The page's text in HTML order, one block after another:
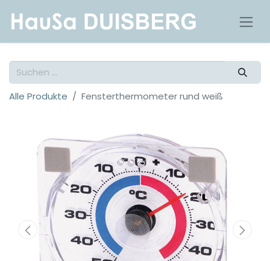
Alle Produkte Fensterthermometer rund weiß